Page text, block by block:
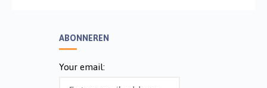
ABONNEREN
Your email: